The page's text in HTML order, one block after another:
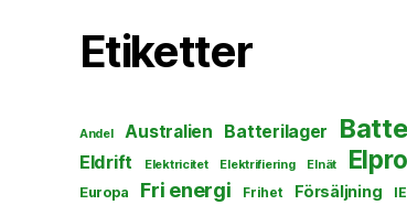
Etiketter
Andel Australien Batterilager
Eldrift
Elektricitet Elektrifiering Elnät
Europa Fri energi Frihet Försäljning